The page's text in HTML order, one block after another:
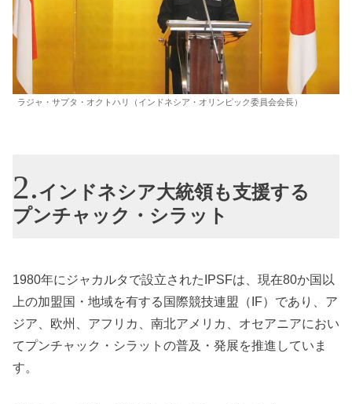
ラジャ・サプタ・オクトハリ（インドネシア・オリンピック委員会会長）
インドネシア大統領も支援する
プンチャック・シラット
1980年にジャカルタで設立されたIPSFは、現在80か国以
上の加盟国・地域を有する国際競技連盟（IF）であり、ア
ジア、欧州、アフリカ、南北アメリカ、オセアニアにおい
てプンチャック・シラットの普及・発展を推進していま
す。